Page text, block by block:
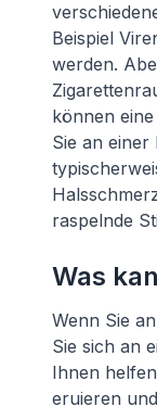
Beispiel
werden.
können
Sie an einer
raspelnde
Was
Wenn Sie
Sie sich an
Ihnen
eruieren